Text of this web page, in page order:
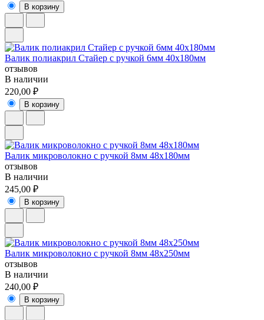
В корзину
Валик полиакрил Стайер с ручкой 6мм 40х180мм
отзывов
В наличии
220,00 ₽
В корзину
Валик микроволокно с ручкой 8мм 48х180мм
отзывов
В наличии
245,00 ₽
В корзину
Валик микроволокно с ручкой 8мм 48х250мм
отзывов
В наличии
240,00 ₽
В корзину